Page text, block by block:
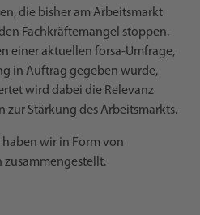
die bisher am Arbeitsmarkt
Fachkräftemangel stoppen.
einer aktuellen forsa-Umfrage,
in Auftrag gegeben wurde,
wird dabei die Relevanz
zur Stärkung des Arbeitsmarkts.
wir in Form von